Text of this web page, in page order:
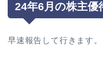
24年6月の株主優
早速報告して行きます。